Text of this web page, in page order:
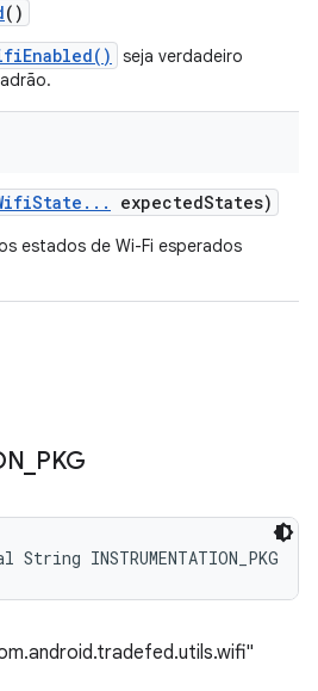
()
seja verdadeiro
State . . . expectedStates)
estados de Wi-Fi esperados
PKG
INSTRUMENTATION_PKG